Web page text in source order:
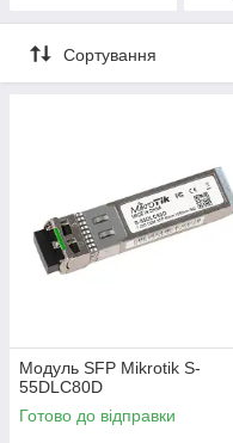
Сортування
Модуль SFP Mikrotik S-
55DLC80D
Готово до відправки